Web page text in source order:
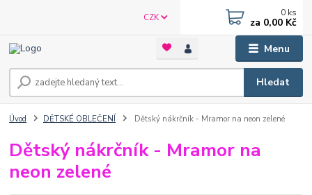
Menu
CZK
Hledat
0 ks
za 0,00 Kč
Úvod DĚTSKÉ OBLEČENÍ Dětský nákrčník - Mramor na neon zelené
Dětský nákrčník - Mramor na
neon zelené